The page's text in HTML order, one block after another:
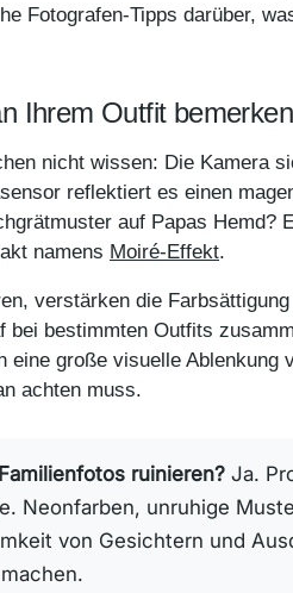
Fotografen-Tipps darüber,
Ihrem Outfit bemerken
nicht wissen: Die Kamera
reflektiert es einen
auf Papas
namens Moiré-Effekt.
verstärken die
bei bestimmten Outfits
eine große visuelle
achten muss.
ruinieren? Ja.
Neonfarben, unruhige
von Gesichtern und